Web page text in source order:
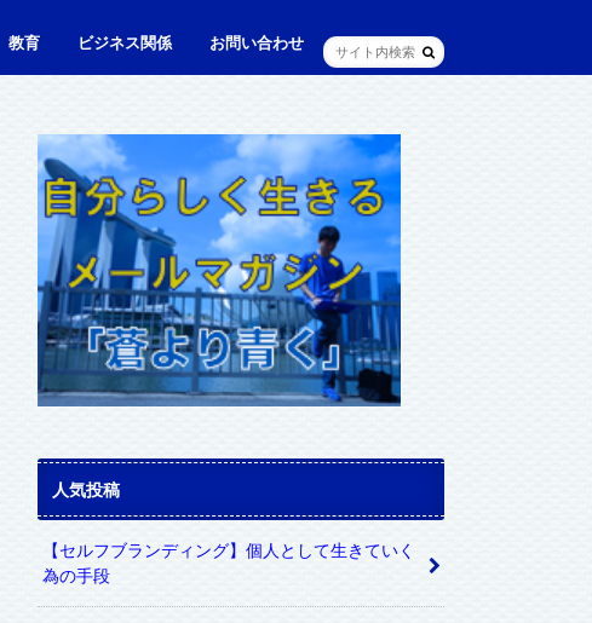
教育 ビジネス関係 お問い合わせ
人気投稿
【セルフブランディング】個人として生きていく
為の手段